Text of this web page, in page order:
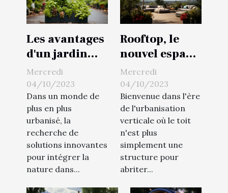
Les avantages
d'un jardin
vertical en
ville
Mercredi
04/10/2023
Dans un monde de
plus en plus
urbanisé, la
recherche de
solutions innovantes
pour intégrer la
nature dans...
Rooftop, le
nouvel espace
de vie urbain
Mercredi
04/10/2023
Bienvenue dans l'ère
de l'urbanisation
verticale où le toit
n'est plus
simplement une
structure pour
abriter...